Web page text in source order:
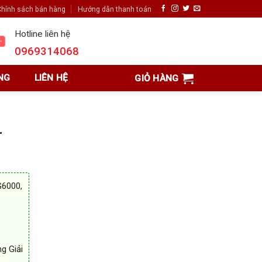
sách bán hàng Hướng dẫn thanh toán
Hotline liên hệ
0969314068
LIÊN HỆ GIỎ HÀNG
Giải